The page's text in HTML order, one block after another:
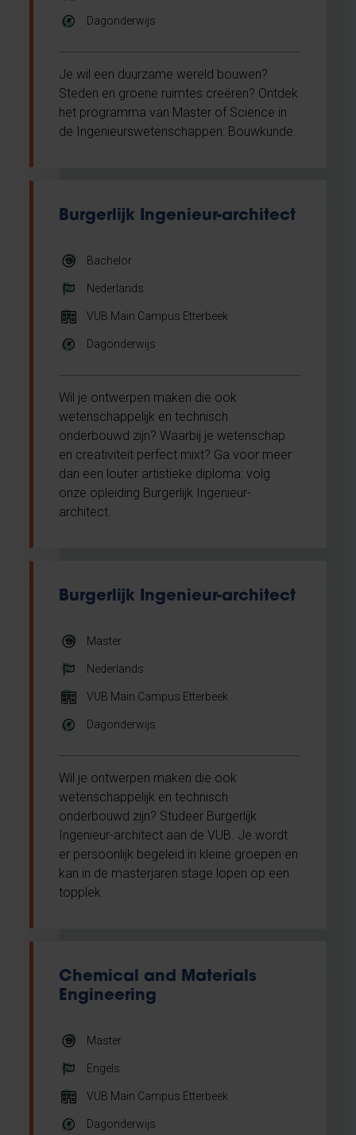
Dagonderwijs
Je wil een duurzame wereld bouwen?
Steden en groene ruimtes creëren? Ontdek
het programma van Master of Science in
de Ingenieurswetenschappen: Bouwkunde.
Burgerlijk Ingenieur-architect
Bachelor
Nederlands
VUB Main Campus Etterbeek
Dagonderwijs
Wil je ontwerpen maken die ook
wetenschappelijk en technisch
onderbouwd zijn? Waarbij je wetenschap
en creativiteit perfect mixt? Ga voor meer
dan een louter artistieke diploma: volg
onze opleiding Burgerlijk Ingenieur-
architect.
Burgerlijk Ingenieur-architect
Master
Nederlands
VUB Main Campus Etterbeek
Dagonderwijs
Wil je ontwerpen maken die ook
wetenschappelijk en technisch
onderbouwd zijn? Studeer Burgerlijk
Ingenieur-architect aan de VUB. Je wordt
er persoonlijk begeleid in kleine groepen en
kan in de masterjaren stage lopen op een
topplek.
Chemical and Materials
Engineering
Master
Engels
VUB Main Campus Etterbeek
Dagonderwijs